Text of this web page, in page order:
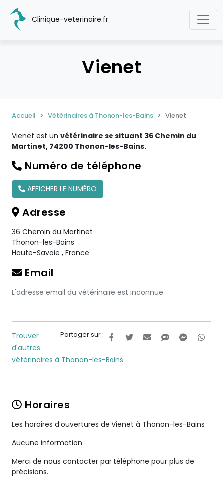
Clinique-veterinaire.fr
Vienet
Accueil Vétérinaires à Thonon-les-Bains Vienet
Vienet est un vétérinaire se situant 36 Chemin du
Martinet, 74200 Thonon-les-Bains.
Numéro de téléphone
AFFICHER LE NUMÉRO
Adresse
36 Chemin du Martinet
Thonon-les-Bains
Haute-Savoie , France
Email
L'adresse email du vétérinaire est inconnue.
Partager sur :
Trouver
d'autres
vétérinaires à Thonon-les-Bains.
Horaires
Les horaires d’ouvertures de Vienet à Thonon-les-Bains
Aucune information
Merci de nous contacter par téléphone pour plus de
précisions.